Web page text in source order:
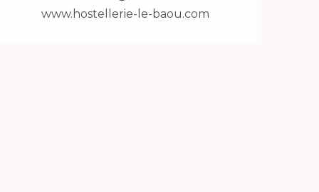
www.hostellerie-le-baou.com